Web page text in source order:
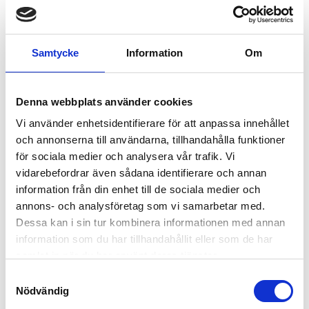
Samtycke Information Om
Denna webbplats använder cookies
Vi använder enhetsidentifierare för att anpassa innehållet
och annonserna till användarna, tillhandahålla funktioner
för sociala medier och analysera vår trafik. Vi
vidarebefordrar även sådana identifierare och annan
information från din enhet till de sociala medier och
annons- och analysföretag som vi samarbetar med.
Dessa kan i sin tur kombinera informationen med annan
information som du har tillhandahållit eller som de har
Nödvändig
Testa dina kunskaper